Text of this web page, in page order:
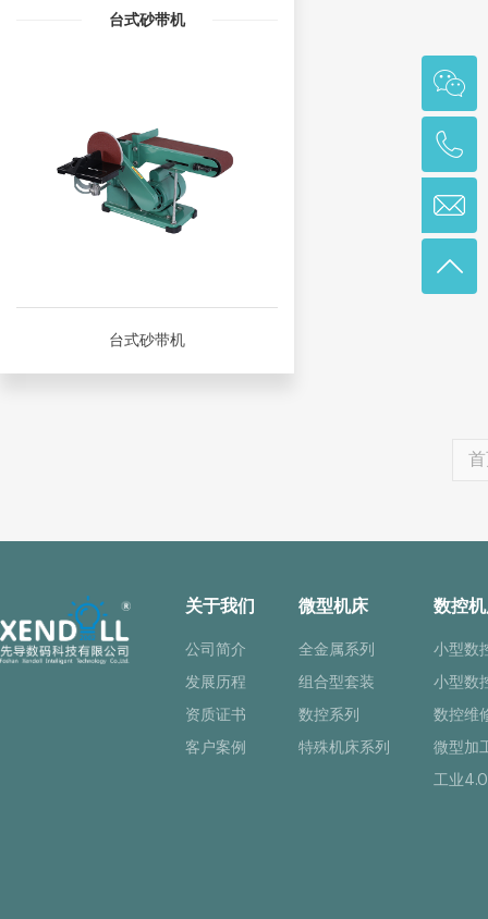
台式砂带机
台式砂带机
关于我们
公司简介
发展历程
资质证书
客户案例
微型机床
全金属系列
组合型套装
数控系列
特殊机床系列
数控
小型数
小型数
数控维
微型加
工业4.0